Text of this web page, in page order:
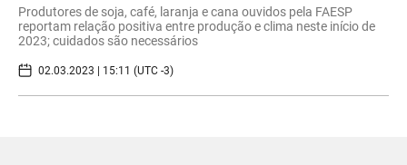
Produtores de soja, café, laranja e cana ouvidos pela FAESP
reportam relação positiva entre produção e clima neste início de
2023; cuidados são necessários
02.03.2023 | 15:11 (UTC -3)